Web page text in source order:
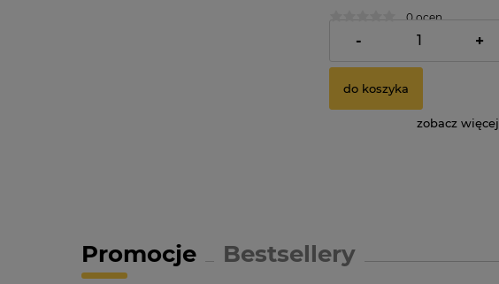
0 ocen
2,29 zł
- +
do koszyka
zobacz więcej
Promocje Bestsellery